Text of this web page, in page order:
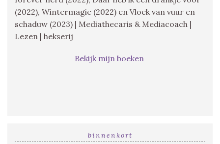
(2022), Wintermagie (2022) en Vloek van vuur en
schaduw (2023) | Mediathecaris & Mediacoach |
Lezen | hekserij
Bekijk mijn boeken
binnenkort